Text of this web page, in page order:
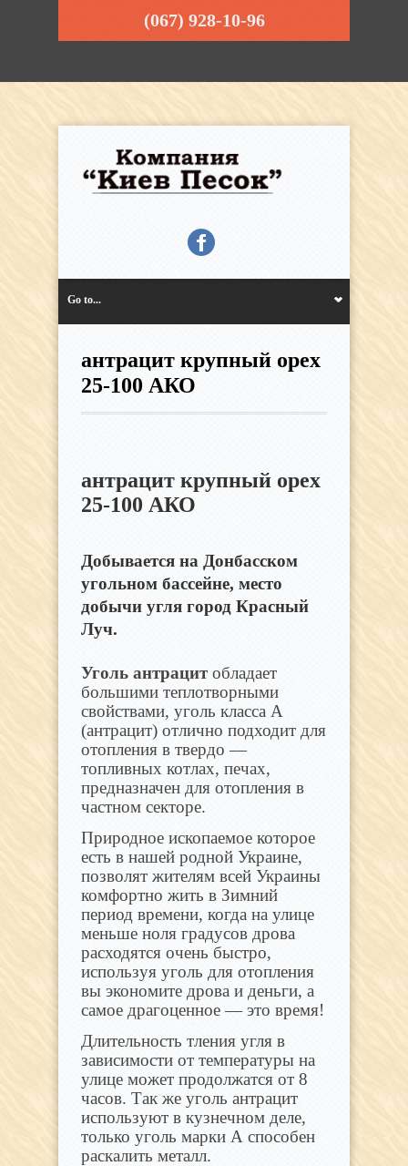
(067) 928-10-96
Go to...
антрацит крупный орех
25-100 АКО
антрацит крупный орех
25-100 АКО
Добывается на Донбасском
угольном бассейне, место
добычи угля город Красный
Луч.
Уголь антрацит обладает
большими теплотворными
свойствами, уголь класса А
(антрацит) отлично подходит для
отопления в твердо —
топливных котлах, печах,
предназначен для отопления в
частном секторе.
Природное ископаемое которое
есть в нашей родной Украине,
позволят жителям всей Украины
комфортно жить в Зимний
период времени, когда на улице
меньше ноля градусов дрова
расходятся очень быстро,
используя уголь для отопления
вы экономите дрова и деньги, а
самое драгоценное — это время!
Длительность тления угля в
зависимости от температуры на
улице может продолжатся от 8
часов. Так же уголь антрацит
используют в кузнечном деле,
только уголь марки А способен
раскалить металл.